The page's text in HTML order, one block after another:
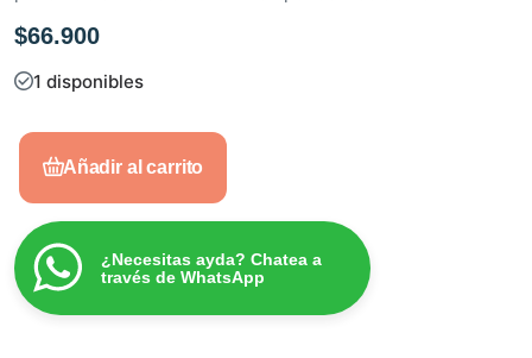
$66.900
1 disponibles
Añadir al carrito
¿Necesitas ayda? Chatea a
través de WhatsApp